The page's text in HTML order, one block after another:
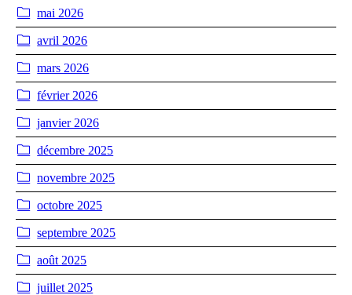
mai 2026
avril 2026
mars 2026
février 2026
janvier 2026
décembre 2025
novembre 2025
octobre 2025
septembre 2025
août 2025
juillet 2025